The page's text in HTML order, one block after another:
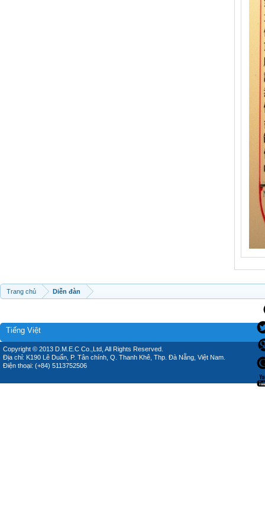
Trang chủ Diễn đàn
Tiếng Việt
Copyright © 2013 D.M.E.C Co.,Ltd, All Rights Reserved.
Địa chỉ: K190 Lê Duẩn, P. Tân chính, Q. Thanh Khê, Thp. Đà Nẵng, Việt Nam.
Điện thoại: (+84) 5113752506